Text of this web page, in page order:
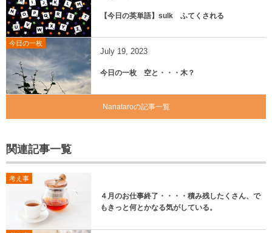
【今日の英単語】sulk ふてくされる
今日の一枚
July 19, 2023
今日の一枚 空と・・・木？
Nanataroの記事一覧
関連記事一覧
考え事
４月のお仕事終了・・・・積み残したくさん、で
もきっと何とかなる気がしている。